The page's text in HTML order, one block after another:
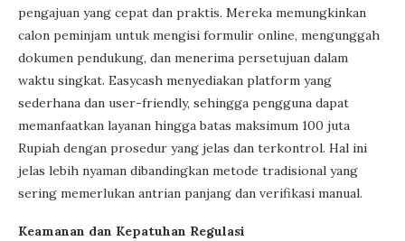
pengajuan yang cepat dan praktis. Mereka memungkinkan
calon peminjam untuk mengisi formulir online, mengunggah
dokumen pendukung, dan menerima persetujuan dalam
waktu singkat. Easycash menyediakan platform yang
sederhana dan user-friendly, sehingga pengguna dapat
memanfaatkan layanan hingga batas maksimum 100 juta
Rupiah dengan prosedur yang jelas dan terkontrol. Hal ini
jelas lebih nyaman dibandingkan metode tradisional yang
sering memerlukan antrian panjang dan verifikasi manual.
Keamanan dan Kepatuhan Regulasi